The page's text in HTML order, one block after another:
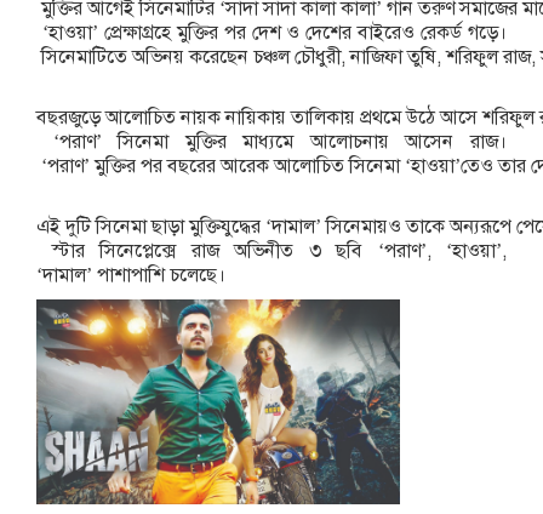
মুক্তিরআগেইসিনেমাটির ‘সাদাসাদাকালাকালা’ গানতরুণসমাজের
‘হাওয়া’ প্রেক্ষাগ্রহে মুক্তির পর দেশ ও দেশের বাইরেও রেকর্ড গড়ে।
সিনেমাটিতেঅভিনয়করেছেনচঞ্চলচৌধুরী,নাজিফাতুষি,শরিফুলরাজ,
বছরজুড়েআলোচিতনায়কনায়িকায়তালিকায়প্রথমেউঠেআসেশরিফুল
‘পরাণ’সিনেমা মুক্তির মাধ্যমে আলোচনায় আসেন
রাজ।
‘পরাণ’মুক্তিরপরবছরেরআরেকআলোচিতসিনেমা‘হাওয়া’তেও তার
এইদুটিসিনেমাছাড়ামুক্তিযুদ্ধের ‘দামাল’সিনেমায়ও তাকেঅন্যরূপে
স্টার সিনেপ্লেক্সে রাজ অভিনীত ৩ ছবি ‘পরাণ’, ‘হাওয়া’,
‘দামাল’ পাশাপাশিচলেছে।